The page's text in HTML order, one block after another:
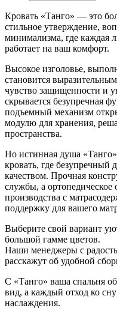
Кровать «Танго» — это
стильное утверждение,
минимализма, где каждая
работает на ваш комфорт.
Высокое изголовье,
становится
чувство защищенности и
скрывается безупречная
подъемный механизм
модулю для хранения,
пространства.
Но истинная душа
кровать, где безупречный
качеством. Прочная
службы, а ортопедическое
производства с
поддержку для вашего
Выберите свой вариант
большой гамме цветов.
Наши менеджеры с
расскажут об удобной
С «Танго» ваша спальня
вид, а каждый отход ко
наслаждения.